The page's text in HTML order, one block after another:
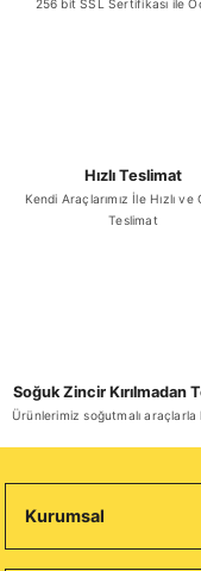
256 bit SSL Sertifikası ile
Hızlı Teslimat
Kendi Araçlarımız İle Hızlı ve
Teslimat
Soğuk Zincir Kırılmadan
Ürünlerimiz soğutmalı araçlarla
Kurumsal